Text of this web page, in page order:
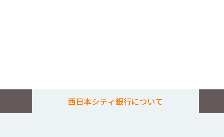
西日本シティ銀行について